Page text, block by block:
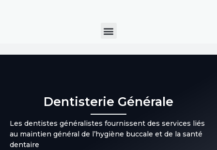
Menu
Dentisterie Générale
Les dentistes généralistes fournissent des services liés
au maintien général de l’hygiène buccale et de la santé
dentaire